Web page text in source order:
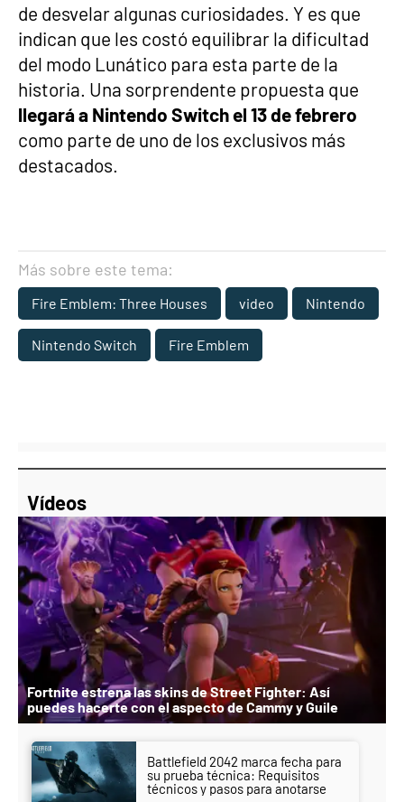
de desvelar algunas curiosidades. Y es que
indican que les costó equilibrar la dificultad
del modo Lunático para esta parte de la
historia. Una sorprendente propuesta que
llegará a Nintendo Switch el 13 de febrero
como parte de uno de los exclusivos más
destacados.
Más sobre este tema:
Fire Emblem: Three Houses video Nintendo
Nintendo Switch Fire Emblem
Vídeos
Fortnite estrena las skins de Street Fighter: Así
puedes hacerte con el aspecto de Cammy y Guile
Battlefield 2042 marca fecha para
su prueba técnica: Requisitos
técnicos y pasos para anotarse